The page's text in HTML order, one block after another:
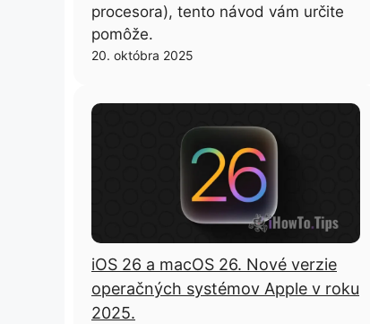
procesora), tento návod vám určite
pomôže.
20. októbra 2025
iOS 26 a macOS 26. Nové verzie
operačných systémov Apple v roku
2025.